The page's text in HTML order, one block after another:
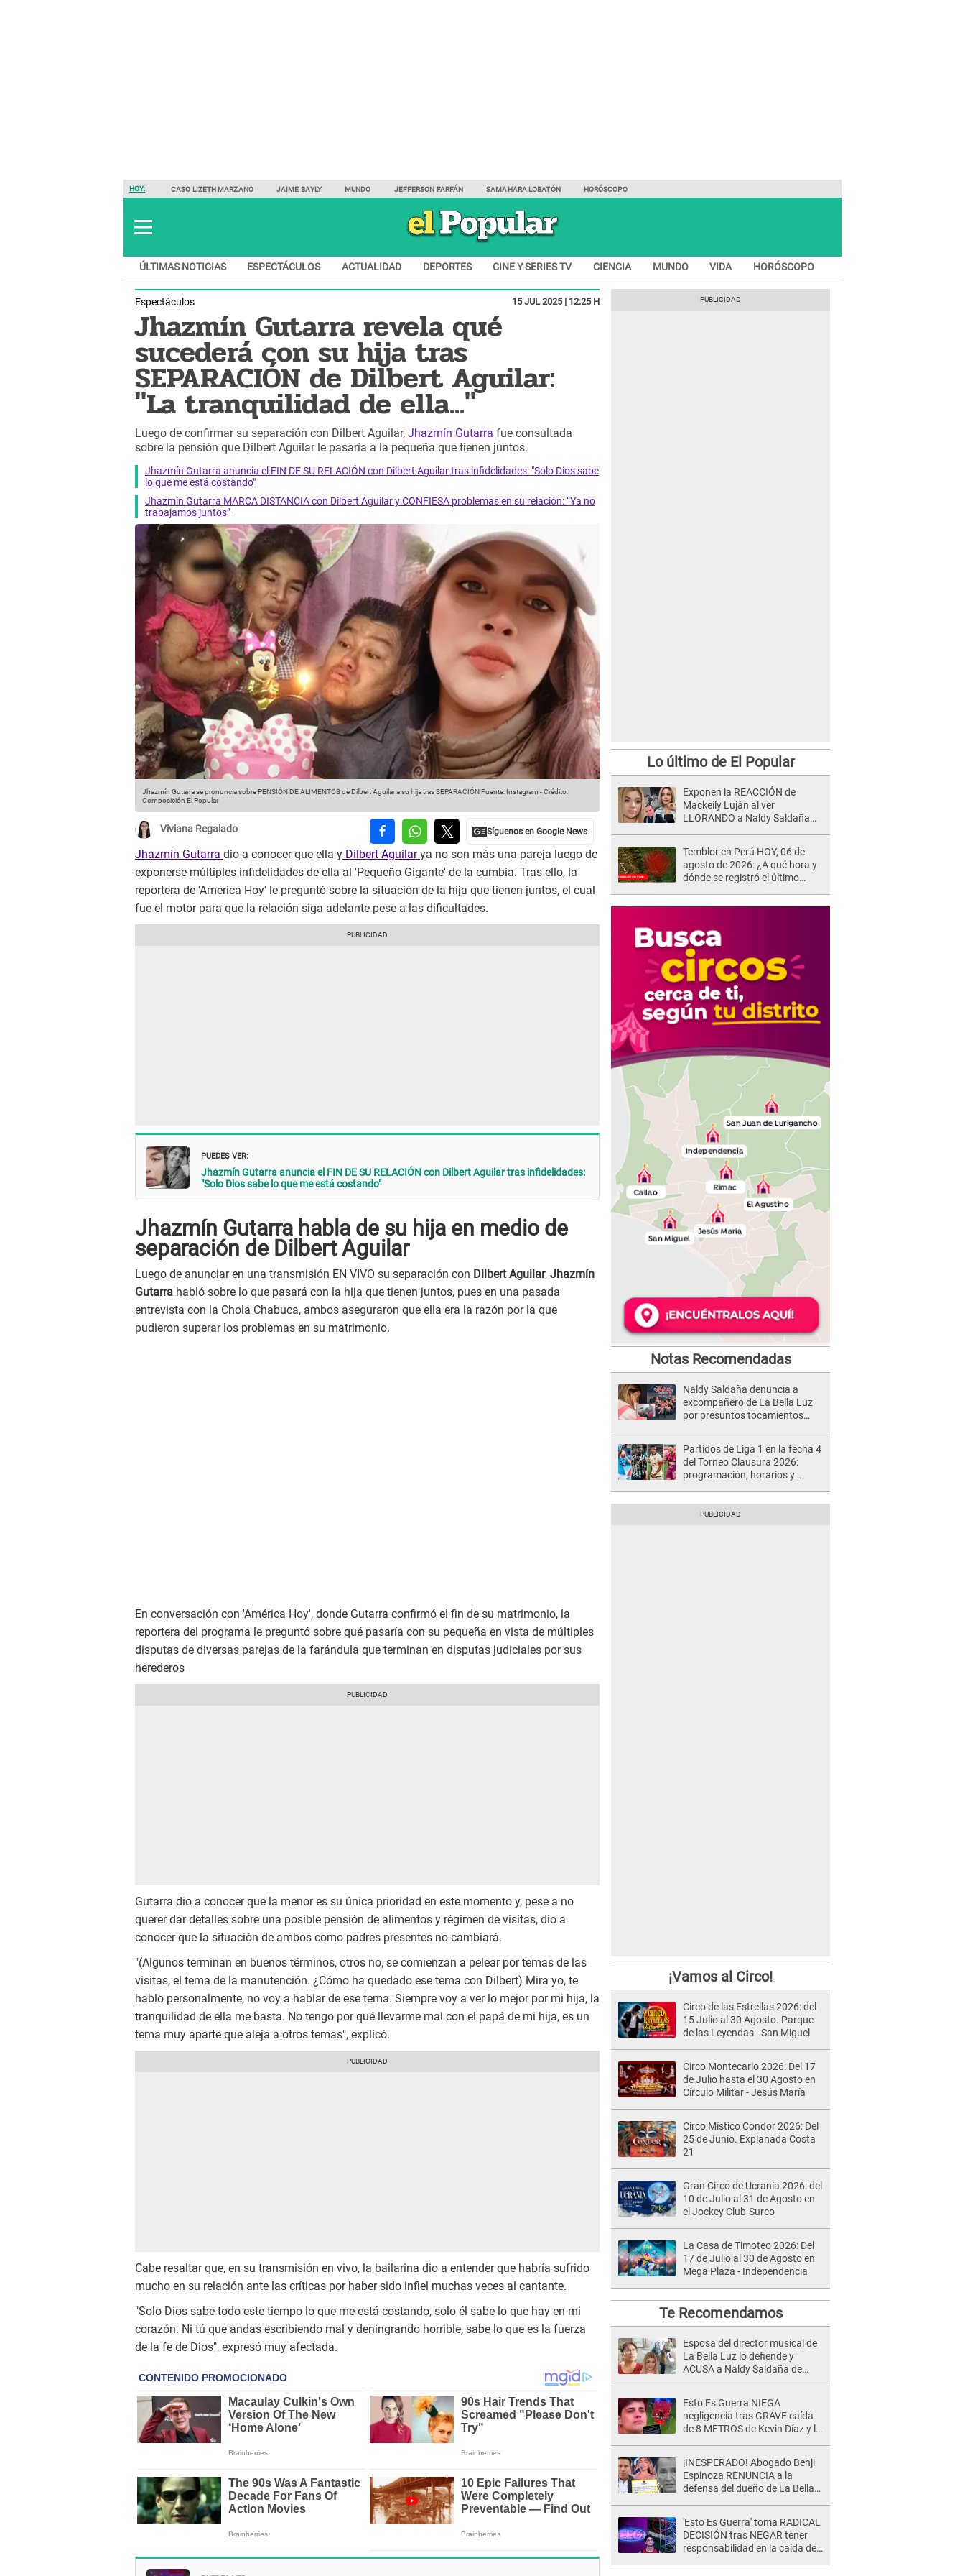
HOY: CASO LIZETH MARZANO JAIME BAYLY MUNDO JEFFERSON FARFÁN SAMAHARA LOBATÓN HORÓSCOPO
ÚLTIMAS NOTICIAS ESPECTÁCULOS ACTUALIDAD DEPORTES CINE Y SERIES TV CIENCIA MUNDO VIDA HORÓSCOPO
Espectáculos 15 JUL 2025 | 12:25 H
Jhazmín Gutarra revela qué
sucederá con su hija tras
SEPARACIÓN de Dilbert Aguilar:
"La tranquilidad de ella..."
Luego de confirmar su separación con Dilbert Aguilar, Jhazmín Gutarra fue consultada
sobre la pensión que Dilbert Aguilar le pasaría a la pequeña que tienen juntos.
Jhazmín Gutarra anuncia el FIN DE SU RELACIÓN con Dilbert Aguilar tras infidelidades: "Solo Dios sabe
lo que me está costando"
Jhazmín Gutarra MARCA DISTANCIA con Dilbert Aguilar y CONFIESA problemas en su relación: “Ya no
trabajamos juntos”
Jhazmín Gutarra se pronuncia sobre PENSIÓN DE ALIMENTOS de Dilbert Aguilar a su hija tras SEPARACIÓN Fuente: Instagram -Crédito:
Composición El Popular
Viviana Regalado
Jhazmín Gutarra dio a conocer que ella y Dilbert Aguilarya no son más una pareja luego de
exponerse múltiples infidelidades de ella al 'Pequeño Gigante' de la cumbia. Tras ello, la
reportera de 'América Hoy' le preguntó sobre la situación de la hija que tienen juntos, el cual
fue el motor para que la relación siga adelante pese a las dificultades.
PUEDES VER:
Jhazmín Gutarra anuncia el FIN DE SU RELACIÓN con Dilbert Aguilar tras infidelidades:
"Solo Dios sabe lo que me está costando"
Jhazmín Gutarra habla de su hija en medio de
separación de Dilbert Aguilar
Luego de anunciar en una transmisión EN VIVO su separación con Dilbert Aguilar, Jhazmín
Gutarra habló sobre lo que pasará con la hija que tienen juntos, pues en una pasada
entrevista con la Chola Chabuca, ambos aseguraron que ella era la razón por la que
pudieron superar los problemas en su matrimonio.
En conversación con 'América Hoy', donde Gutarra confirmó el fin de su matrimonio, la
reportera del programa le preguntó sobre qué pasaría con su pequeña en vista de múltiples
disputas de diversas parejas de la farándula que terminan en disputas judiciales por sus
herederos
Gutarra dio a conocer que la menor es su única prioridad en este momento y, pese a no
querer dar detalles sobre una posible pensión de alimentos y régimen de visitas, dio a
conocer que la situación de ambos como padres presentes no cambiará.
"(Algunos terminan en buenos términos, otros no, se comienzan a pelear por temas de las
visitas, el tema de la manutención. ¿Cómo ha quedado ese tema con Dilbert) Mira yo, te
hablo personalmente, no voy a hablar de ese tema. Siempre voy a ver lo mejor por mi hija, la
tranquilidad de ella me basta. No tengo por qué llevarme mal con el papá de mi hija, es un
tema muy aparte que aleja a otros temas", explicó.
Cabe resaltar que, en su transmisión en vivo, la bailarina dio a entender que habría sufrido
mucho en su relación ante las críticas por haber sido infiel muchas veces al cantante.
"Solo Dios sabe todo este tiempo lo que me está costando, solo él sabe lo que hay en mi
corazón. Ni tú que andas escribiendo mal y deningrando horrible, sabe lo que es la fuerza
de la fe de Dios", expresó muy afectada.
Lo último de El Popular
Exponen la REACCIÓN de
Mackeily Luján al ver
LLORANDO a Naldy Saldaña
Temblor en Perú HOY, 06 de
agosto de 2026: ¿A qué hora y
dónde se registró el último
Notas Recomendadas
Naldy Saldaña denuncia a
excompañero de La Bella Luz
por presuntos tocamientos
Partidos de Liga 1 en la fecha 4
del Torneo Clausura 2026:
programación, horarios y
¡Vamos al Circo!
Circo de las Estrellas 2026: del
15 Julio al 30 Agosto. Parque
de las Leyendas - San Miguel
Circo Montecarlo 2026: Del 17
de Julio hasta el 30 Agosto en
Círculo Militar - Jesús María
Circo Místico Condor 2026: Del
25 de Junio. Explanada Costa
21
Gran Circo de Ucrania 2026: del
10 de Julio al 31 de Agosto en
el Jockey Club-Surco
La Casa de Timoteo 2026: Del
17 de Julio al 30 de Agosto en
Mega Plaza - Independencia
Te Recomendamos
Esposa del director musical de
La Bella Luz lo defiende y
ACUSA a Naldy Saldaña de
Esto Es Guerra NIEGA
negligencia tras GRAVE caída
de 8 METROS de Kevin Díaz y lo
¡INESPERADO! Abogado Benji
Espinoza RENUNCIA a la
defensa del dueño de La Bella
'Esto Es Guerra' toma RADICAL
DECISIÓN tras NEGAR tener
responsabilidad en la caída de